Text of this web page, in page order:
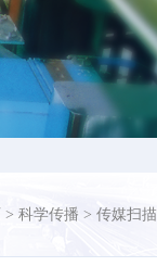
> 科学传播 > 传媒扫描